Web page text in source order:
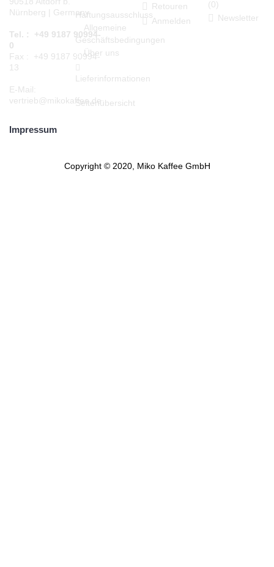
Nürnberg | Germany
Tel. : +49 9187 90994-
0
Fax : +49 9187 90994-
13
E-Mail:
vertrieb@mikokaffee.de
Haftungsausschluss
Allgemeine
Geschäftsbedingungen
Über uns
Lieferinformationen
Seitenübersicht
Retouren
Anmelden
(0)
Newsletter
Impressum
Copyright © 2020, Miko Kaffee GmbH